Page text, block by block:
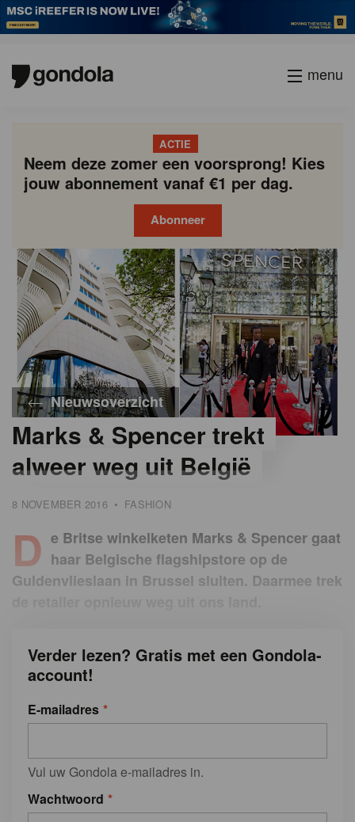
menu
ACTIE
Neem deze zomer een voorsprong! Kies
jouw abonnement vanaf €1 per dag.
Abonneer
Nieuwsoverzicht
Marks & Spencer trekt
alweer weg uit België
8 NOVEMBER 2016 • FASHION
D e Britse winkelketen Marks & Spencer gaat
haar Belgische flagshipstore op de
Guldenvlieslaan in Brussel sluiten. Daarmee trek
Verder lezen? Gratis met een Gondola-
account!
E-mailadres
Vul uw Gondola e-mailadres in.
Wachtwoord
Gondola
academy
Gondola
society